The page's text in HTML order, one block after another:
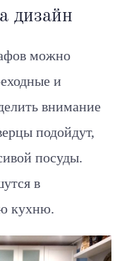
дизайн
можно
и
внимание
подойдут,
посуды.
в
кухню.